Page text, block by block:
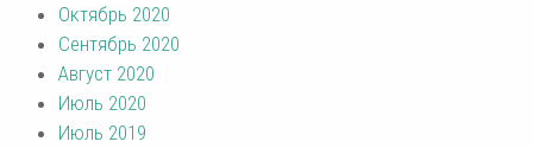
Октябрь 2020
Сентябрь 2020
Август 2020
Июль 2020
Июль 2019